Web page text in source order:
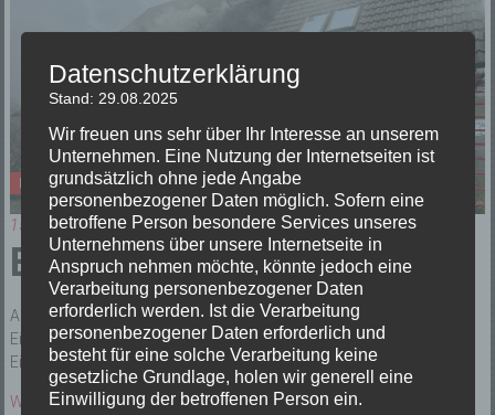
Einsätze
15/04/2026
B3 Kellerbrand
Am Nachmittag rückte die Abteilung Elzach mit dem
Einsatzstichwort „B3 Kellerbrand“ nach Biederbach aus. Beim
Eintreffen stand ein Keller in Brand. Dichter Rauch trat
Weiterlesen
Datenschutzerklärung
Stand: 29.08.2025
Wir freuen uns sehr über Ihr Interesse an unserem
Unternehmen. Eine Nutzung der Internetseiten ist
grundsätzlich ohne jede Angabe
personenbezogener Daten möglich. Sofern eine
betroffene Person besondere Services unseres
Unternehmens über unsere Internetseite in
Anspruch nehmen möchte, könnte jedoch eine
Verarbeitung personenbezogener Daten
erforderlich werden. Ist die Verarbeitung
personenbezogener Daten erforderlich und
besteht für eine solche Verarbeitung keine
gesetzliche Grundlage, holen wir generell eine
Einwilligung der betroffenen Person ein.